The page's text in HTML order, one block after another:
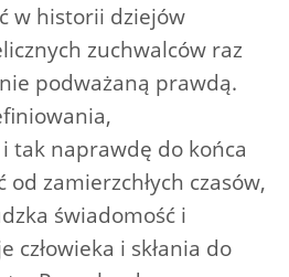
w historii dziejów
zuchwalców raz
podważaną prawdą.
tak naprawdę do końca
zamierzchłych czasów,
świadomość i
człowieka i skłania do